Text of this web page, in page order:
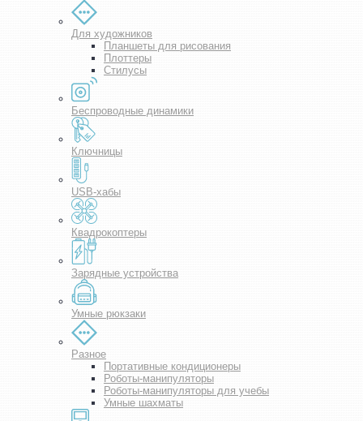
Для художников
Планшеты для рисования
Плоттеры
Стилусы
Беспроводные динамики
Ключницы
USB-хабы
Квадрокоптеры
Зарядные устройства
Умные рюкзаки
Разное
Портативные кондиционеры
Роботы-манипуляторы
Роботы-манипуляторы для учебы
Умные шахматы